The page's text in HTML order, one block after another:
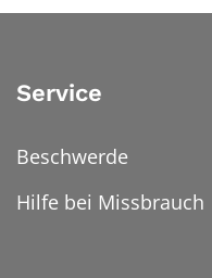
Service
Beschwerde
Hilfe bei Missbrauch